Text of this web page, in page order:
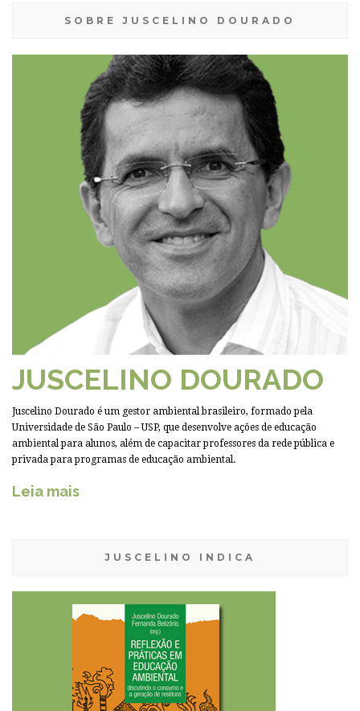
SOBRE JUSCELINO DOURADO
JUSCELINO DOURADO
Juscelino Dourado é um gestor ambiental brasileiro, formado pela
Universidade de São Paulo – USP, que desenvolve ações de educação
ambiental para alunos, além de capacitar professores da rede pública e
privada para programas de educação ambiental.
Leia mais
JUSCELINO INDICA